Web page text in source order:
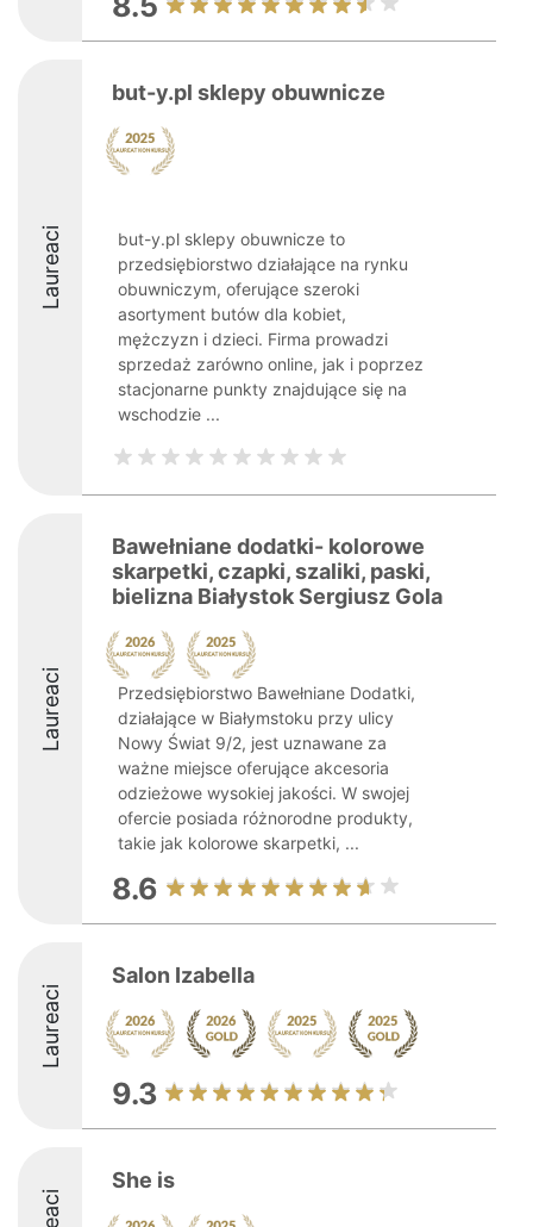
Laureaci
but-y.pl sklepy obuwnicze
but-y.pl sklepy obuwnicze to
przedsiębiorstwo działające na rynku
obuwniczym, oferujące szeroki
asortyment butów dla kobiet,
mężczyzn i dzieci. Firma prowadzi
sprzedaż zarówno online, jak i poprzez
stacjonarne punkty znajdujące się na
wschodzie ...
Laureaci
Bawełniane dodatki- kolorowe
skarpetki, czapki, szaliki, paski,
bielizna Białystok Sergiusz Gola
Przedsiębiorstwo Bawełniane Dodatki,
działające w Białymstoku przy ulicy
Nowy Świat 9/2, jest uznawane za
ważne miejsce oferujące akcesoria
odzieżowe wysokiej jakości. W swojej
ofercie posiada różnorodne produkty,
takie jak kolorowe skarpetki, ...
8.6
Laureaci
Salon Izabella
9.3
She is